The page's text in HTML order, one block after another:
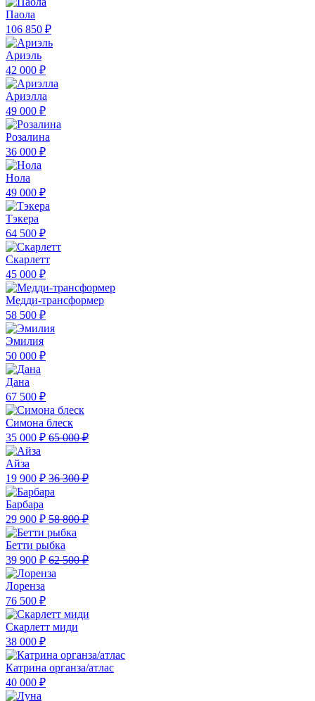
Паола
106 850 ₽
Ариэль
42 000 ₽
Ариэлла
49 000 ₽
Розалина
36 000 ₽
Нола
49 000 ₽
Тэкера
64 500 ₽
Скарлетт
45 000 ₽
Медди-трансформер
58 500 ₽
Эмилия
50 000 ₽
Дана
67 500 ₽
Симона блеск
35 000 ₽ 65 000 ₽
Айза
19 900 ₽ 36 300 ₽
Барбара
29 900 ₽ 58 800 ₽
Бетти рыбка
39 900 ₽ 62 500 ₽
Лоренза
76 500 ₽
Скарлетт миди
38 000 ₽
Катрина органза/атлас
40 000 ₽